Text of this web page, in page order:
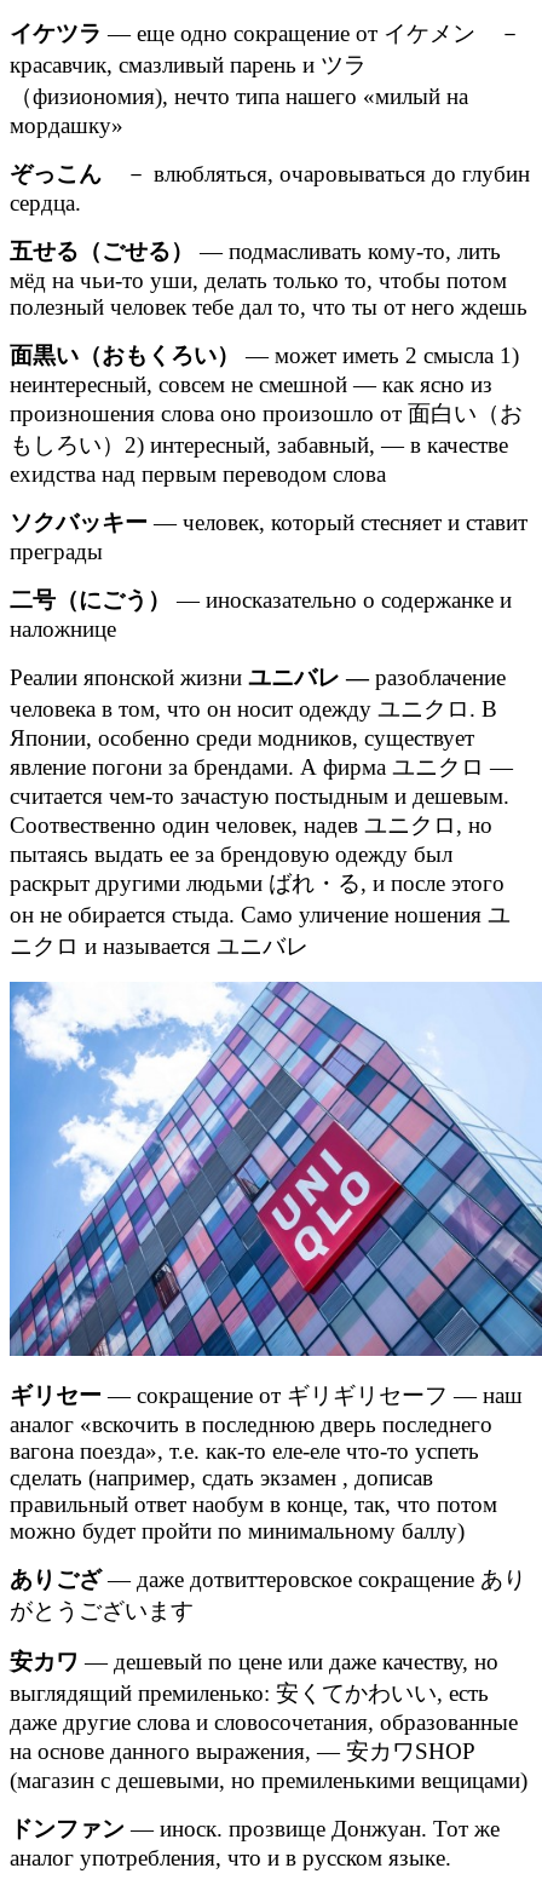
イケツラ — еще одно сокращение от イケメン －
красавчик, смазливый парень и ツラ
（физиономия), нечто типа нашего «милый на
мордашку»
ぞっこん － влюбляться, очаровываться до глубин
сердца.
五せる（ごせる）
— подмасливать кому-то, лить
мёд на чьи-то уши, делать только то, чтобы потом
полезный человек тебе дал то, что ты от него ждешь
面黒い（おもくろい）
— может иметь 2 смысла 1)
неинтересный, совсем не смешной — как ясно из
произношения слова оно произошло от 面白い（お
もしろい）2) интересный, забавный, — в качестве
ехидства над первым переводом слова
ソクバッキー — человек, который стесняет и ставит
преграды
二号（にごう）
— иносказательно о содержанке и
наложнице
Реалии японской жизни ユニバレ —разоблачение
человека в том, что он носит одежду ユニクロ. В
Японии, особенно среди модников, существует
явление погони за брендами. А фирма ユニクロ —
считается чем-то зачастую постыдным и дешевым.
Соотвественно один человек, надев ユニクロ, но
пытаясь выдать ее за брендовую одежду был
раскрыт другими людьми ばれ・る, и после этого
он не обирается стыда. Само уличение ношения ユ
ニクロ и называется ユニバレ
ギリセー — сокращение от ギリギリセーフ — наш
аналог «вскочить в последнюю дверь последнего
вагона поезда», т.е. как-то еле-еле что-то успеть
сделать (например, сдать экзамен , дописав
правильный ответ наобум в конце, так, что потом
можно будет пройти по минимальному баллу)
ありござ— даже дотвиттеровское сокращение あり
がとうございます
安カワ — дешевый по цене или даже качеству, но
выглядящий премиленько: 安くてかわいい, есть
даже другие слова и словосочетания, образованные
на основе данного выражения, — 安カワSHOP
(магазин с дешевыми, но премиленькими вещицами)
ドンファン — иноск. прозвище Донжуан. Тот же
аналог употребления, что и в русском языке.